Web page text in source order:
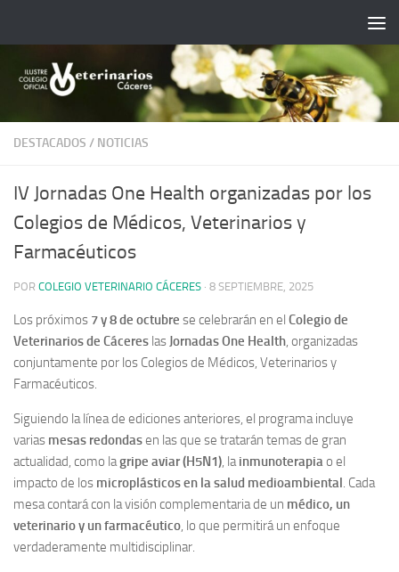
DESTACADOS / NOTICIAS
IV Jornadas One Health organizadas por los
Colegios de Médicos, Veterinarios y
Farmacéuticos
POR COLEGIO VETERINARIO CÁCERES · 8 SEPTIEMBRE, 2025
Los próximos 7 y 8 de octubre se celebrarán en el Colegio de
Veterinarios de Cáceres las Jornadas One Health, organizadas
conjuntamente por los Colegios de Médicos, Veterinarios y
Farmacéuticos.
Siguiendo la línea de ediciones anteriores, el programa incluye
varias mesas redondasen las que se tratarán temas de gran
actualidad, como lagripe aviar (H5N1), lainmunoterapiao el
impacto de los microplásticos en la salud medioambiental. Cada
mesa contará con la visión complementaria de un médico, un
veterinario y un farmacéutico, lo que permitirá un enfoque
verdaderamente multidisciplinar.